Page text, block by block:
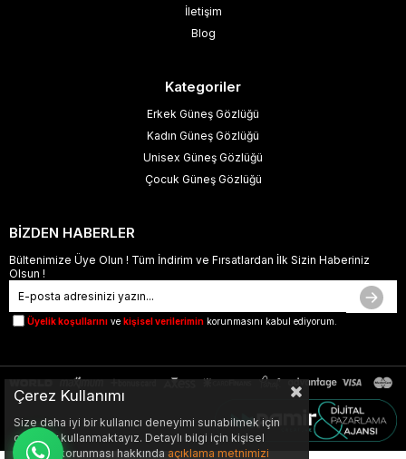
İletişim
Blog
Kategoriler
Erkek Güneş Gözlüğü
Kadın Güneş Gözlüğü
Unisex Güneş Gözlüğü
Çocuk Güneş Gözlüğü
BİZDEN HABERLER
Bültenimize Üye Olun ! Tüm İndirim ve Fırsatlardan İlk Sizin Haberiniz
Olsun !
Üyelik koşullarını ve kişisel verilerimin korunmasını kabul ediyorum.
Çerez Kullanımı
Size daha iyi bir kullanıcı deneyimi sunabilmek için
çerezler kullanmaktayız. Detaylı bilgi için kişisel
verilerin korunması hakkında açıklama metnimizi